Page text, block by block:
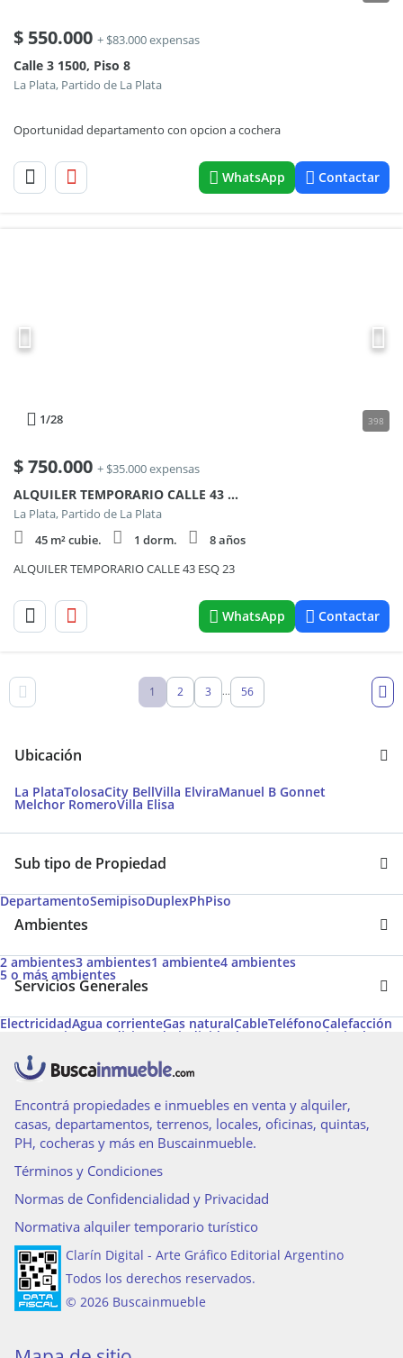
$ 550.000 + $83.000 expensas
Calle 3 1500, Piso 8
La Plata, Partido de La Plata
Oportunidad departamento con opcion a cochera
WhatsApp Contactar
1/28 398
$750.000 + $35.000 expensas
ALQUILER TEMPORARIO CALLE 43 ESQ 23
La Plata, Partido de La Plata
45 m² cubie.
1 dorm.
8 años
ALQUILER TEMPORARIO CALLE 43 ESQ 23
WhatsApp Contactar
1 2 3 ... 56
Ubicación
La PlataTolosaCity BellVilla ElviraManuel B Gonnet
Melchor RomeroVilla Elisa
Sub tipo de Propiedad
DepartamentoSemipisoDuplexPhPiso
Ambientes
2 ambientes3 ambientes1 ambiente4 ambientes
5 o más ambientes
Servicios Generales
ElectricidadAgua corrienteGas naturalCableTeléfonoCalefacción
Aire acondicionado individual Ascensores principales
Permite Mascotas Termotanque
Acepta Garantías de Alquiler de Argenprop
Amoblado
Acceso para personas con movilidad reducida
Encontrá propiedades e inmuebles en venta y alquiler,
casas, departamentos, terrenos, locales, oficinas, quintas,
PH, cocheras y más en Buscainmueble.
Términos y Condiciones
Normas de Confidencialidad y Privacidad
Normativa alquiler temporario turístico
Clarín Digital - Arte Gráfico Editorial Argentino
Todos los derechos reservados.
© 2026 Buscainmueble